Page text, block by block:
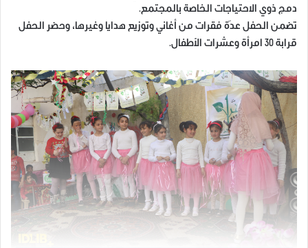
دمج ذوي الاحتياجات الخاصة بالمجتمع.
تضمن الحفل عدّة فقرات من أغاني وتوزيع هدايا وغيرها، وحضر الحفل
قرابة 30 امرأة وعشرات الأطفال.